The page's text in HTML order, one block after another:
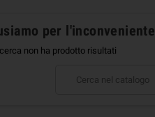
per l'inconveniente
non ha prodotto risultati